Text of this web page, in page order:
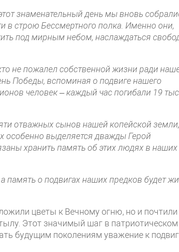
знаменательный день мы вновь
в строю Бессмертного полка. Именно они,
под мирным небом, наслаждаться
не пожалел собственной жизни ради
Победы, вспоминая о подвиге нашего
человек – каждый час погибали 19
отважных сынов нашей копейской земли,
особенно выделяется дважды Герой
хранить память об этих людях в наших
память о подвигах наших предков будет
цветы к Вечному огню, но и почтили
Этот значимый шаг в патриотическом
будущим поколениям уважение к